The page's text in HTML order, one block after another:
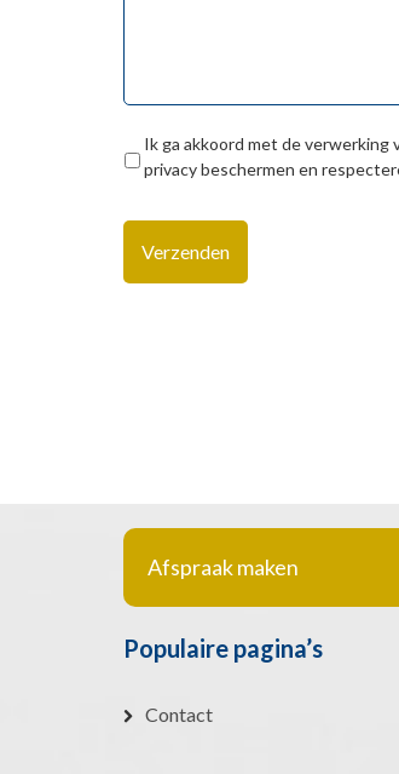
Ik ga akkoord met de verwerking
privacy beschermen en
Afspraak maken
Populaire pagina’s
Contact